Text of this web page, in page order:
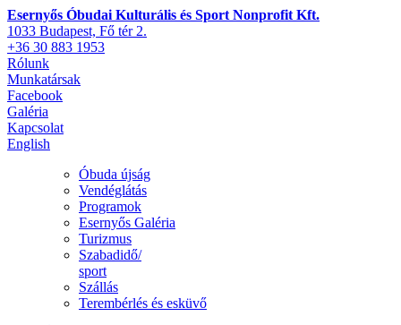
Esernyős Óbudai Kulturális és Sport Nonprofit Kft.
1033 Budapest, Fő tér 2.
+36 30 883 1953
Rólunk
Munkatársak
Facebook
Galéria
Kapcsolat
English
Óbuda újság
Vendéglátás
Programok
Esernyős Galéria
Turizmus
Szabadidő/
sport
Szállás
Terembérlés és esküvő